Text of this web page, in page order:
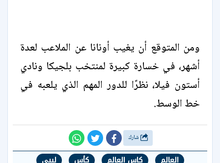
ومن المتوقع أن يغيب أونانا عن الملاعب لعدة
أشهر، في خسارة كبيرة لمنتخب بلجيكا ونادي
أستون فيلا، نظرًا للدور المهم الذي يلعبه في
خط الوسط.
العالم كاس العالم كأس ليبي